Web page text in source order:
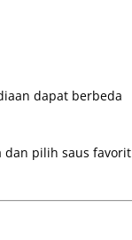
dapat berbeda
dan pilih saus favorit